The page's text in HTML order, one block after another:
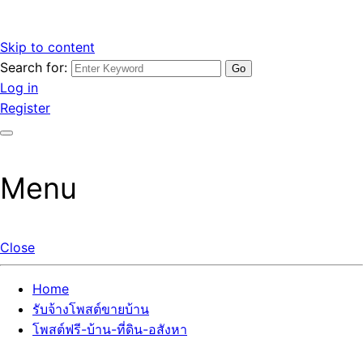
Skip to content
รับจ้างโพสต์ขายบ้านราคาถูก รับโพสต์ลงเว็บขายบ้าน ที่ดิน อสัง
หา โพสต์คุณภาพ ราคาคุ้มค่า แตกต่างกว่า
เว็บไซต์ รับจ้างโพสต์ขายบ้านราคาถูก อสังหา ทีดิน โพสต์ลงเว็บ
ขายบ้าน รับโพสต์ที่ดิน อสังหา เน้นผลงาน รับรองคุณภาพ ติดกู
เกิ้ลหน้าแรกทุกโพสต์ได้จริง ที่เดียวในไทย
Search for:
Log in
Register
Menu
Close
Home
รับจ้างโพสต์ขายบ้าน
โพสต์ฟรี-บ้าน-ที่ดิน-อสังหา